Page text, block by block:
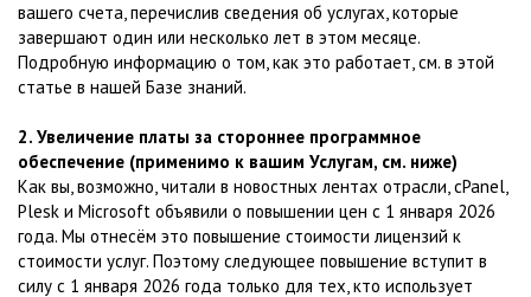
вашего счета, перечислив сведения об услугах, которые
завершают один или несколько лет в этом месяце.
Подробную информацию о том, как это работает, см. в этой
статье в нашей Базе знаний.
2. Увеличение платы за стороннее программное
обеспечение (применимо к вашим Услугам, см. ниже)
Как вы, возможно, читали в новостных лентах отрасли, cPanel,
Plesk и Microsoft объявили о повышении цен с 1 января 2026
года. Мы отнесём это повышение стоимости лицензий к
стоимости услуг. Поэтому следующее повышение вступит в
силу с 1 января 2026 года только для тех, кто использует